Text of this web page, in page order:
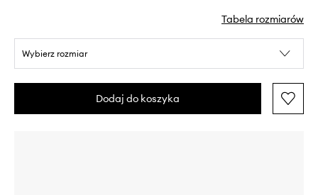
Tabela rozmiarów
Wybierz rozmiar
Dodaj do koszyka